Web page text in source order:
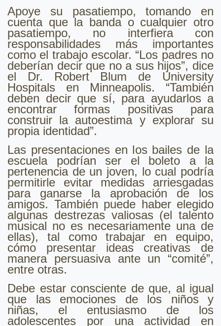
Apoye su pasatiempo, tomando en
cuenta que la banda o cualquier otro
pasatiempo, no interfiera con
responsabilidades más importantes
como el trabajo escolar. “Los padres no
deberían decir que no a sus hijos”, dice
el Dr. Robert Blum de University
Hospitals en Minneapolis. “También
deben decir que sí, para ayudarlos a
encontrar formas positivas para
construir la autoestima y explorar su
propia identidad”.
Las presentaciones en los bailes de la
escuela podrían ser el boleto a la
pertenencia de un joven, lo cual podría
permitirle evitar medidas arriesgadas
para ganarse la aprobación de los
amigos. También puede haber elegido
algunas destrezas valiosas (el talento
musical no es necesariamente una de
ellas), tal como trabajar en equipo,
cómo presentar ideas creativas de
manera persuasiva ante un “comité”,
entre otras.
Debe estar consciente de que, al igual
que las emociones de los niños y
niñas, el entusiasmo de los
adolescentes por una actividad en